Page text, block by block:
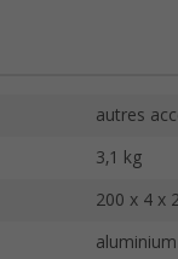
autres
3,1 kg
200 x 4 x